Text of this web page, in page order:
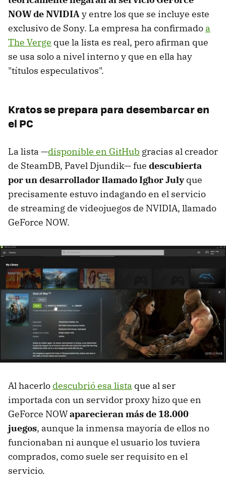
NOW de NVIDIAy entre los que se incluye este
exclusivo de Sony. La empresa ha confirmado a
The Verge que la lista es real, pero afirman que
se usa solo a nivel interno y que en ella hay
"títulos especulativos".
Kratos se prepara para desembarcar en
el PC
La lista —disponible en GitHub gracias al creador
de SteamDB, Pavel Djundik— fue descubierta
por un desarrollador llamado Ighor Julyque
precisamente estuvo indagando en el servicio
de streaming de videojuegos de NVIDIA, llamado
GeForce NOW.
Al hacerlo descubrió esa lista que al ser
importada con un servidor proxy hizo que en
GeForce NOWaparecieran más de 18.000
juegos, aunque la inmensa mayoría de ellos no
funcionaban ni aunque el usuario los tuviera
comprados, como suele ser requisito en el
servicio.